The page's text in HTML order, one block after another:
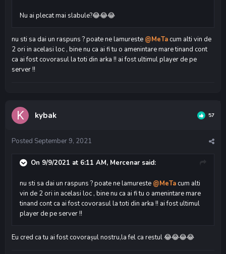
Nu ai plecat mai slabule?😂😂😂
nu sti sa dai un raspuns ? poate ne lamureste @MeTa cum alti vin de
2 ori in acelasi loc , bine nu ca ai fi tu o amenintare mare tinand cont
ca ai fost covorasul la toti din arka !! ai fost ultimul player de pe
server !!
kybak 57
Posted September 9, 2021
On 9/9/2021 at 6:11 AM, Mercenarsaid:
nu sti sa dai un raspuns ? poate ne lamureste @MeTa cum alti
vin de 2 ori in acelasi loc , bine nu ca ai fi tu o amenintare mare
tinand cont ca ai fost covorasul la toti din arka !! ai fost ultimul
player de pe server !!
Eu cred ca tu ai fost covorașul nostru,la fel ca restul 😂😂😂😂